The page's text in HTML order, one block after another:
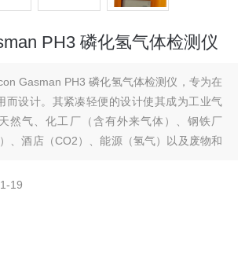
PH3 磷化氢气体检测仪
Gasman PH3 磷化氢气体检测仪，专为在
而设计。其紧凑轻便的设计使其成为工业气
然气、化工厂（含有外来气体）、钢铁厂
、酒店（CO2）、能源（氢气）以及废物和
分贝的响亮警报、生动的红/蓝视觉警告、单
19